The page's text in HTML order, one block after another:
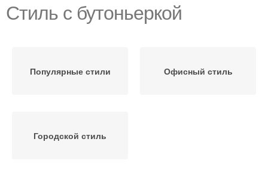
Стиль с бутоньеркой
Популярные стили Офисный стиль
Городской стиль